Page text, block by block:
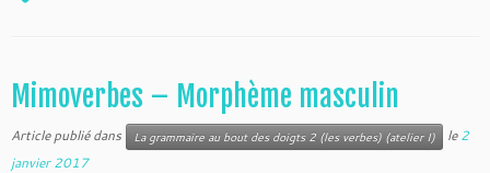
Mimoverbes – Morphème masculin
Article publié dans La grammaire au bout des doigts 2 (les verbes) (atelier I) le2
janvier 2017